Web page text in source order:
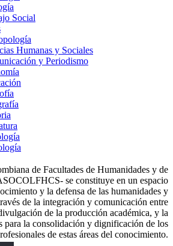
Social
Humanas y Sociales
y Periodismo
de Facultades de Humanidades y de
se constituye en un espacio
y la defensa de las humanidades y
de la integración y comunicación entre
de la producción académica, y la
para la consolidación y dignificación de los
de estas áreas del conocimiento.